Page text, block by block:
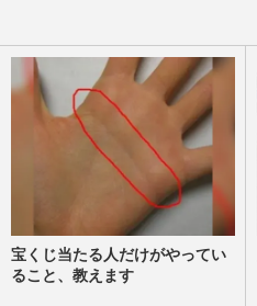
宝くじ当たる人だけがやってい
ること、教えます